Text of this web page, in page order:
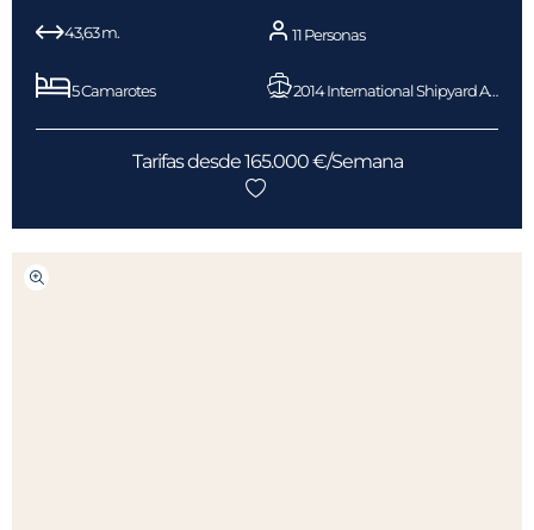
43,63 m. 11 Personas
5 Camarotes 2014 International Shipyard Ancona
Tarifas desde 165.000 €/Semana